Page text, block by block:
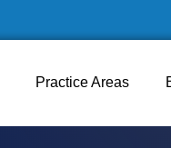
Practice Areas